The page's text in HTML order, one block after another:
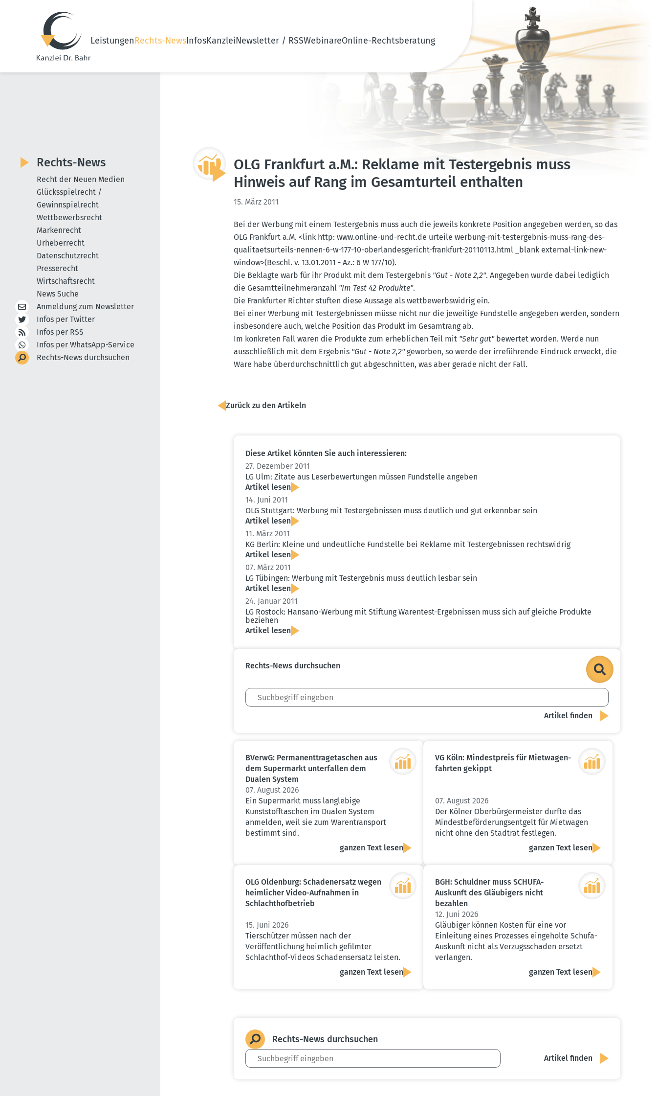
LeistungenRechts-NewsInfosKanzleiNewsletter / RSSWebinareOnline-Rechtsberatung
OLG Frankfurt a.M.: Reklame mit Testergebnis muss
Hinweis auf Rang im Gesamt­urteil enthalten
15. März 2011
Bei der Werbung mit einem Testergebnis muss auch die jeweils konkrete Position angegeben werden, so das
OLG Frankfurt a.M. <link http: www.​online-​und-​recht.​de urteile werbung-mit-testergebnis-muss-rang-des-
quali­taets­ur­teils-nennen-6-w-177-10-oberlan­des­ge­richt-frankfurt-20110113.html _blank external-link-new-
window>(Beschl. v. 13.01.2011 - Az.: 6 W 177/10).
Die Beklagte warb für ihr Produkt mit dem Testergebnis "Gut - Note 2,2". Angegeben wurde dabei lediglich
die Gesamt­teil­neh­me­r­anzahl "Im Test 42 Produkte".
Die Frank­furter Richter stuften diese Aussage als wettbe­werbs­widrig ein.
Bei einer Werbung mit Testergeb­nissen müsse nicht nur die jeweilige Fundstelle angegeben werden, sondern
insbe­sondere auch, welche Position das Produkt im Gesamtrang ab.
Im konkreten Fall waren die Produkte zum erheb­lichen Teil mit "Sehr gut"bewertet worden. Werde nun
ausschlie­ßlich mit dem Ergebnis "Gut - Note 2,2"geworben, so werde der irrefüh­rende Eindruck erweckt, die
Ware habe überdurch­schnittlich gut abgeschnitten, was aber gerade nicht der Fall.
Zurück zu den Artikeln
Diese Artikel könnten Sie auch inter­es­sieren:
27. Dezember 2011
LG Ulm: Zitate aus Leser­be­wer­tungen müssen Fundstelle angeben
Artikel lesen
14. Juni 2011
OLG Stuttgart: Werbung mit Testergeb­nissen muss deutlich und gut erkennbar sein
Artikel lesen
11. März 2011
KG Berlin: Kleine und undeut­liche Fundstelle bei Reklame mit Testergeb­nissen rechts­widrig
Artikel lesen
07. März 2011
LG Tübingen: Werbung mit Testergebnis muss deutlich lesbar sein
Artikel lesen
24. Januar 2011
LG Rostock: Hansano-Werbung mit Stiftung Warentest-Ergeb­nissen muss sich auf gleiche Produkte
beziehen
Artikel lesen
Rechts-News durch­suchen
BVerwG: Perma­nent­tra­ge­ta­schen aus
dem Super­markt unter­fallen dem
Dualen System
07. August 2026
Ein Supermarkt muss langlebige
Kunststofftaschen im Dualen System
anmelden, weil sie zum Warentransport
bestimmt sind.
ganzen Text lesen
VG Köln: Mindest­preis für Mietwa­gen­
fahrten gekippt
07. August 2026
Der Kölner Oberbürgermeister durfte das
Mindestbeförderungsentgelt für Mietwagen
nicht ohne den Stadtrat festlegen.
ganzen Text lesen
OLG Oldenburg: Schaden­ersatz wegen
heimlicher Video-Aufnahmen in
Schlacht­hof­be­trieb
15. Juni 2026
Tierschützer müssen nach der
Veröffentlichung heimlich gefilmter
Schlachthof-Videos Schadensersatz leisten.
ganzen Text lesen
BGH: Schuldner muss SCHUFA-
Auskunft des Gläubigers nicht
bezahlen
12. Juni 2026
Gläubiger können Kosten für eine vor
Einleitung eines Prozesses eingeholte Schufa-
Auskunft nicht als Verzugsschaden ersetzt
verlangen.
ganzen Text lesen
Rechts-News durch­suchen
Rechts-News
Recht der Neuen Medien
Glücksspielrecht /
Gewinnspielrecht
Wettbewerbsrecht
Markenrecht
Urheberrecht
Datenschutzrecht
Presserecht
Wirtschaftsrecht
News Suche
Anmeldung zum Newsletter
Infos per Twitter
Infos per RSS
Infos per WhatsApp-Service
Rechts-News durchsuchen